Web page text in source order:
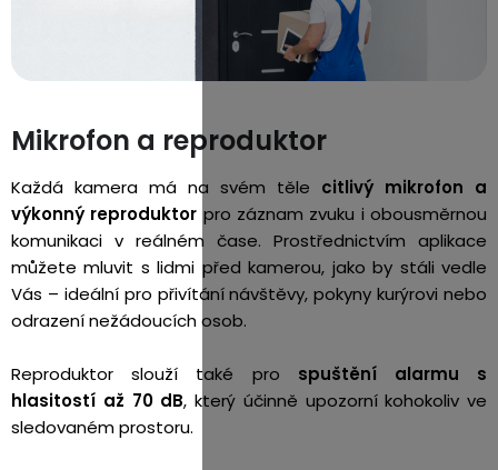
Mikrofon a reproduktor
Každá kamera má na svém těle citlivý mikrofon a
výkonný reproduktor pro záznam zvuku i obousměrnou
komunikaci v reálném čase. Prostřednictvím aplikace
můžete mluvit s lidmi před kamerou, jako by stáli vedle
Vás – ideální pro přivítání návštěvy, pokyny kurýrovi nebo
odrazení nežádoucích osob.
Reproduktor slouží také pro spuštění alarmu s
hlasitostí až 70 dB, který účinně upozorní kohokoliv ve
sledovaném prostoru.